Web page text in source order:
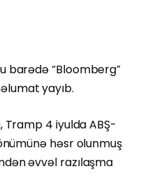
barədə “Bloomberg”
yayıb.
4 iyulda ABŞ-
həsr olunmuş
əvvəl razılaşma